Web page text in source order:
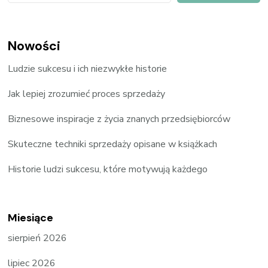
Nowości
Ludzie sukcesu i ich niezwykłe historie
Jak lepiej zrozumieć proces sprzedaży
Biznesowe inspiracje z życia znanych przedsiębiorców
Skuteczne techniki sprzedaży opisane w książkach
Historie ludzi sukcesu, które motywują każdego
Miesiące
sierpień 2026
lipiec 2026